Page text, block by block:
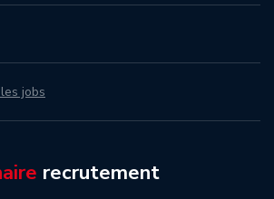
jobs
recrutement